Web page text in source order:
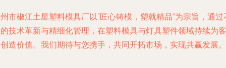
市椒江土星塑料模具厂以“匠心铸模，塑就精品”为宗旨，通过
技术革新与精细化管理，在塑料模具与灯具塑件领域持续为客
造价值。我们期待与您携手，共同开拓市场，实现共赢发展。